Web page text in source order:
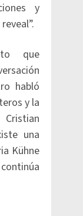
y
que
habló
y la
una
Kühne